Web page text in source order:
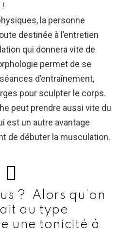
la personne
destinée à l’entretien
qui donnera vite de
permet de se
d’entraînement,
pour sculpter le corps.
peut prendre aussi vite du
est un autre avantage
de débuter la musculation.
? Alors qu’on
au type
une tonicité à